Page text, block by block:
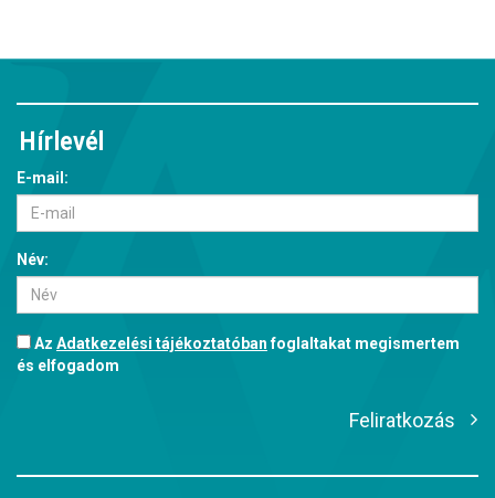
Hírlevél
E-mail:
Név:
Az Adatkezelési tájékoztatóbanfoglaltakat megismertem
és elfogadom
Feliratkozás